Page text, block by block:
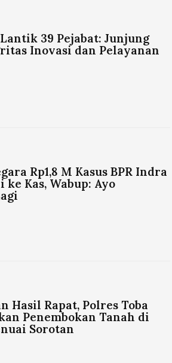
39 Pejabat: Junjung
Inovasi dan Pelayanan
Rp1,8 M Kasus BPR Indra
ke Kas, Wabup: Ayo
Hasil Rapat, Polres Toba
Penembokan Tanah di
Sorotan